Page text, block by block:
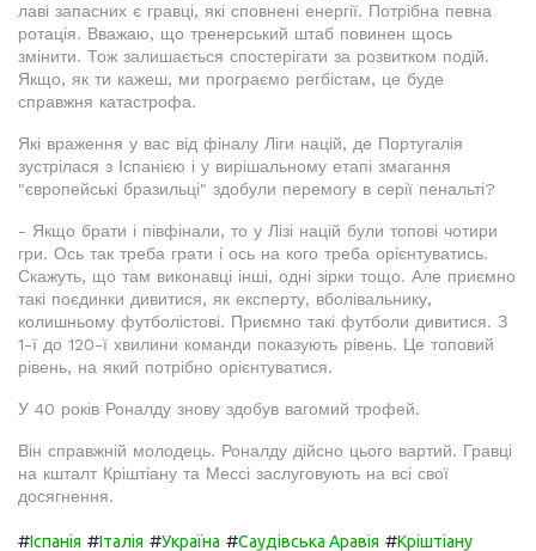
лаві запасних є гравці, які сповнені енергії. Потрібна певна
ротація. Вважаю, що тренерський штаб повинен щось
змінити. Тож залишається спостерігати за розвитком подій.
Якщо, як ти кажеш, ми програємо регбістам, це буде
справжня катастрофа.
Які враження у вас від фіналу Ліги націй, де Португалія
зустрілася з Іспанією і у вирішальному етапі змагання
"європейські бразильці" здобули перемогу в серії пенальті?
- Якщо брати і півфінали, то у Лізі націй були топові чотири
гри. Ось так треба грати і ось на кого треба орієнтуватись.
Скажуть, що там виконавці інші, одні зірки тощо. Але приємно
такі поєдинки дивитися, як експерту, вболівальнику,
колишньому футболістові. Приємно такі футболи дивитися. З
1-ї до 120-ї хвилини команди показують рівень. Це топовий
рівень, на який потрібно орієнтуватися.
У 40 років Роналду знову здобув вагомий трофей.
Він справжній молодець. Роналду дійсно цього вартий. Гравці
на кшталт Кріштіану та Мессі заслуговують на всі свої
досягнення.
#Іспанія #Італія #Україна #Саудівська Аравія #Кріштіану